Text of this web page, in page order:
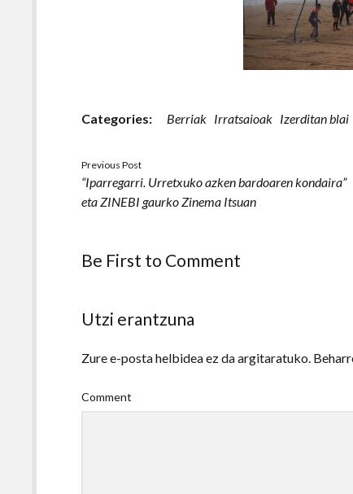
Categories: Berriak Irratsaioak Izerditan blai
Previous Post
“Iparregarri. Urretxuko azken bardoaren kondaira”
eta ZINEBI gaurko Zinema Itsuan
Be First to Comment
Utzi erantzuna
Zure e-posta helbidea ez da argitaratuko.
Comment